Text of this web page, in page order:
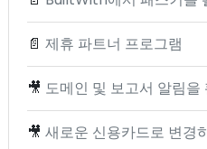
📄 제휴 파트너 프로그램
🎥 도메인 및 보고서 알림을
🎥 새로운 신용카드로 변경